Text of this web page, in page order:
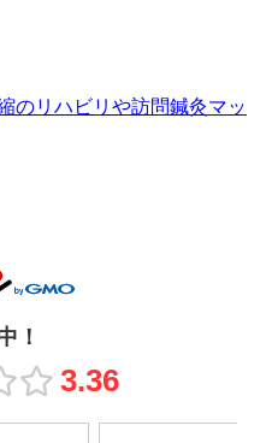
のリハビリや訪問鍼灸マッ